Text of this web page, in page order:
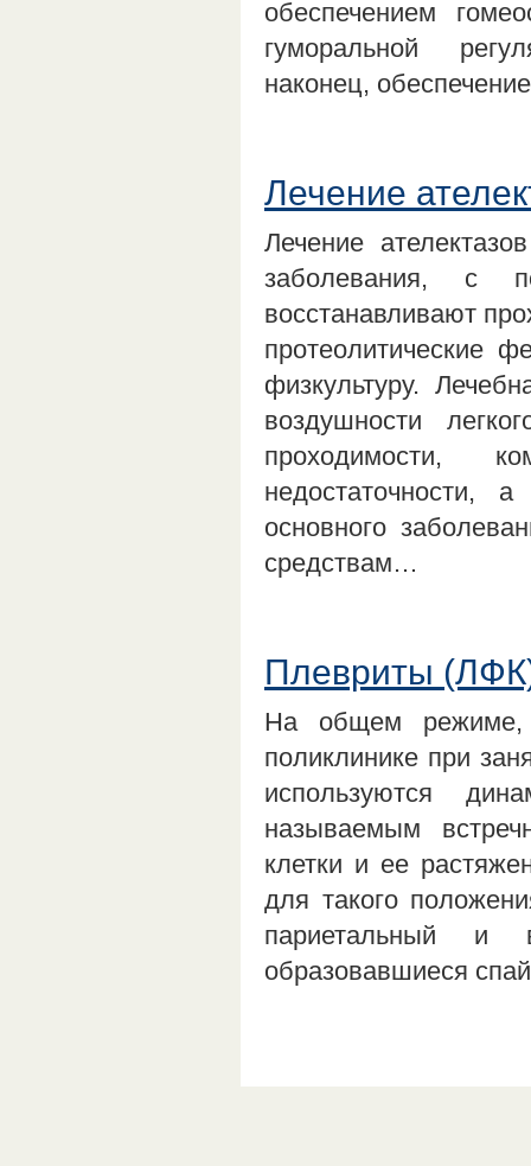
обеспечением
гуморальной
наконец,
Лечение
Лечение
заболевания, с
восстанавливают
протеолитические
физкультуру.
воздушности
проходимости,
недостаточности,
основного
средствам…
Плевриты
На общем режиме,
поликлинике при
используются
называемым
клетки и ее
для такого
париетальный и
образовавшиеся